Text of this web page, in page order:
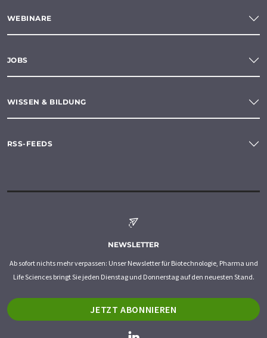
WEBINARE
JOBS
WISSEN & BILDUNG
RSS-FEEDS
NEWSLETTER
Ab sofort nichts mehr verpassen: Unser Newsletter für Biotechnologie, Pharma und
Life Sciences bringt Sie jeden Dienstag und Donnerstag auf den neuesten Stand.
JETZT ABONNIEREN